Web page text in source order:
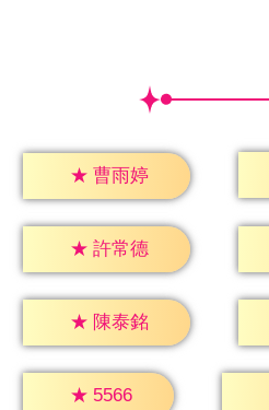
★ 曹雨婷
★ 許常德
★ 陳泰銘
★ 5566